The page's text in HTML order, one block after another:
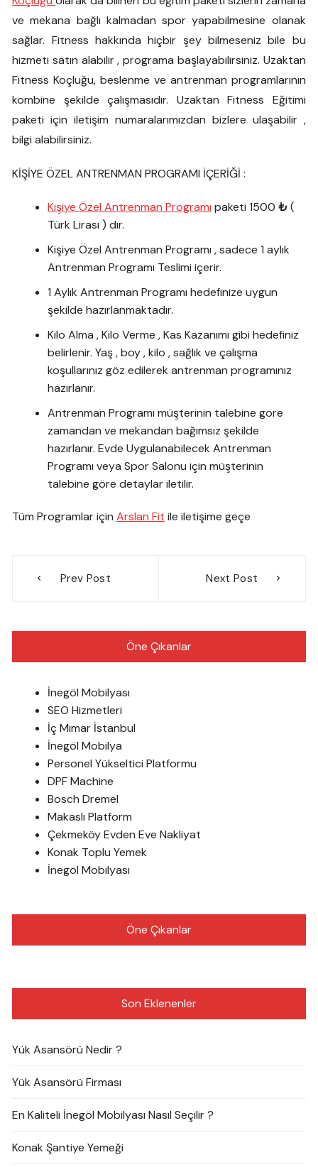
ve mekana bağlı kalmadan spor yapabilmesine olanak
sağlar. Fitness hakkında hiçbir şey bilmeseniz bile bu
hizmeti satın alabilir , programa başlayabilirsiniz. Uzaktan
Fitness Koçluğu, beslenme ve antrenman programlarının
kombine şekilde çalışmasıdır. Uzaktan Fitness Eğitimi
paketi için iletişim numaralarımızdan bizlere ulaşabilir ,
bilgi alabilirsiniz.
KİŞİYE ÖZEL ANTRENMAN PROGRAMI İÇERİĞİ :
Kişiye Özel Antrenman Programı paketi 1500₺(
Türk Lirası ) dır.
Kişiye Özel Antrenman Programı , sadece 1 aylık
Antrenman Programı Teslimi içerir.
1 Aylık Antrenman Programı hedefinize uygun
şekilde hazırlanmaktadır.
Kilo Alma , Kilo Verme , Kas Kazanımı gibi hedefiniz
belirlenir. Yaş , boy , kilo , sağlık ve çalışma
koşullarınız göz edilerek antrenman programınız
hazırlanır.
Antrenman Programı müşterinin talebine göre
zamandan ve mekandan bağımsız şekilde
hazırlanır. Evde Uygulanabilecek Antrenman
Programı veya Spor Salonu için müşterinin
talebine göre detaylar iletilir.
Tüm Programlar içinArslan Fit ile iletişime geçe
gezinmesi
Prev Post Next Post
Öne Çıkanlar
İnegöl Mobilyası
SEO Hizmetleri
İç Mimar İstanbul
İnegöl Mobilya
Personel Yükseltici Platformu
DPF Machine
Bosch Dremel
Makaslı Platform
Çekmeköy Evden Eve Nakliyat
Konak Toplu Yemek
İnegöl Mobilyası
Öne Çıkanlar
Son Eklenenler
Yük Asansörü Nedir ?
Yük Asansörü Firması
En Kaliteli İnegöl Mobilyası Nasıl Seçilir ?
Konak Şantiye Yemeği